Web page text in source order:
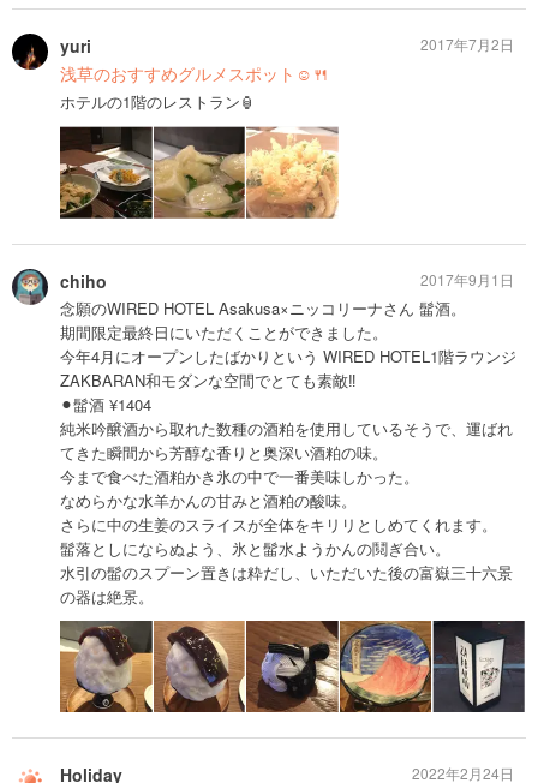
yuri
浅草のおすすめグルメスポット☺️🍴
ホテルの1階のレストラン🏮
2017年7月2日
chiho
念願のWIRED HOTEL Asakusa×ニッコリーナさん 髷酒。
期間限定最終日にいただくことができました。
今年4月にオープンしたばかりという WIRED HOTEL1階ラウンジ
ZAKBARAN和モダンな空間でとても素敵‼︎
⚫︎髷酒 ¥1404
純米吟醸酒から取れた数種の酒粕を使用しているそうで、運ばれ
てきた瞬間から芳醇な香りと奥深い酒粕の味。
今まで食べた酒粕かき氷の中で一番美味しかった。
なめらかな水羊かんの甘みと酒粕の酸味。
さらに中の生姜のスライスが全体をキリリとしめてくれます。
髷落としにならぬよう、氷と髷水ようかんの鬩ぎ合い。
水引の髷のスプーン置きは粋だし、いただいた後の富嶽三十六景
の器は絶景。
2017年9月1日
Holiday 2022年2月24日